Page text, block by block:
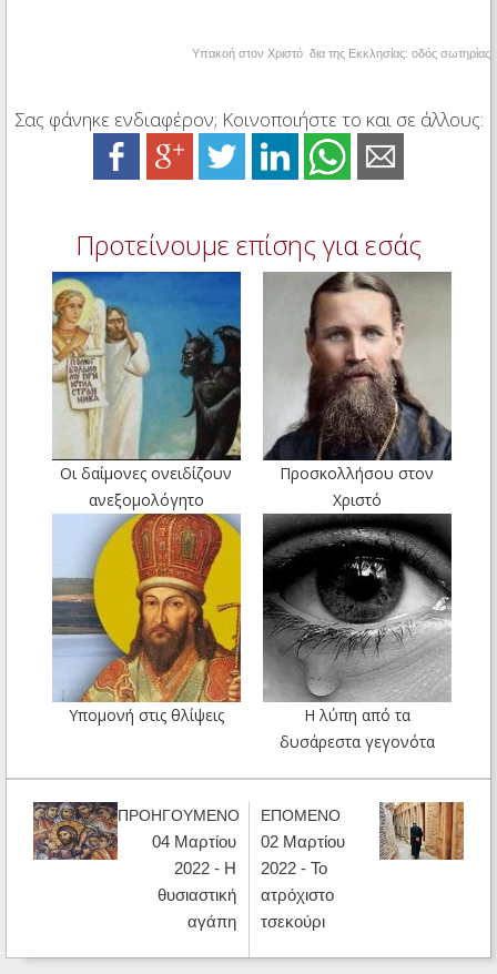
Υπακοή στον Χριστό δια της Εκκλησίας: οδός σωτηρίας
Σας φάνηκε ενδιαφέρον; Κοινοποιήστε το και σε άλλους:
Προτείνουμε επίσης για εσάς
Οι δαίμονες ονειδίζουν
ανεξομολόγητο
Προσκολλήσου στον
Χριστό
Υπομονή στις θλίψεις
Η λύπη από τα
δυσάρεστα γεγονότα
ΠΡΟΗΓΟΥΜΕΝΟ
04 Μαρτίου
2022 - Η
θυσιαστική
αγάπη
ΕΠΟΜΕΝΟ
02 Μαρτίου
2022 - Το
ατρόχιστο
τσεκούρι